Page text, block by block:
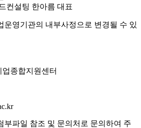
컨설팅 한아름 대표
운영기관의 내부사정으로 변경될 수 있
종합지원센터
부파일 참조 및 문의처로 문의하여 주